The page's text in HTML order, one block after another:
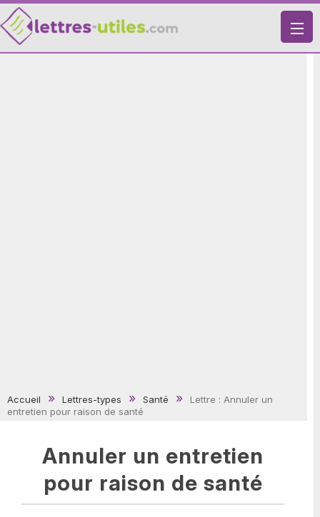
X
Accueil Lettres-types Santé
Lettre : Annuler un
entretien pour raison de santé
Annuler un entretien
pour raison de santé